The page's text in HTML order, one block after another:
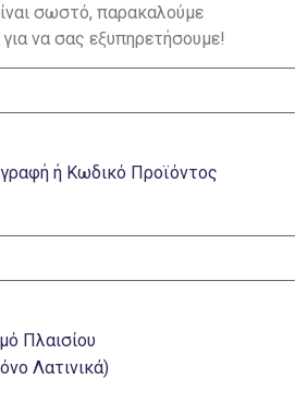
σωστό, παρακαλούμε
να σας εξυπηρετήσουμε!
ή Κωδικό Προϊόντος
Πλαισίου
Λατινικά)